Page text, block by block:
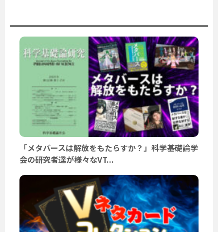
「メタバースは解放をもたらすか？」科学基礎論学
会の研究者達が様々なVT...